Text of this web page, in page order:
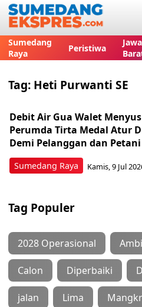
Sumedang
Raya
Peristiwa
Jawa
Tag: Heti Purwanti SE
Sumedang Raya
Debit Air Gua Walet
Perumda Tirta Medal Atur
Demi Pelanggan dan Petani
Kamis, 9 Jul
Tag Populer
2028 Operasional
Calon Diperbaiki
jalan Lima